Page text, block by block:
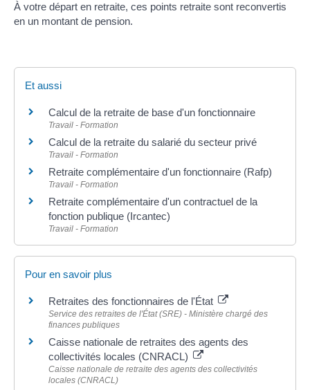
À votre départ en retraite, ces points retraite sont reconvertis
en un montant de pension.
Et aussi
Calcul de la retraite de base d'un fonctionnaire
Travail - Formation
Calcul de la retraite du salarié du secteur privé
Travail - Formation
Retraite complémentaire d'un fonctionnaire (Rafp)
Travail - Formation
Retraite complémentaire d'un contractuel de la
fonction publique (Ircantec)
Travail - Formation
Pour en savoir plus
Retraites des fonctionnaires de l'État
Service des retraites de l'État (SRE) - Ministère chargé des
finances publiques
Caisse nationale de retraites des agents des
collectivités locales (CNRACL)
Caisse nationale de retraite des agents des collectivités
locales (CNRACL)